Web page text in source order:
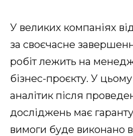
У великих компаніях
за своєчасне
робіт лежить на
бізнес-проєкту. У цьому
аналітик після
досліджень має
вимоги буде виконано